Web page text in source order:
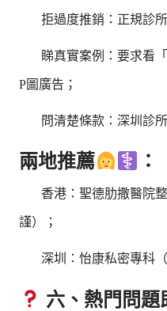
拒過度推銷：正規診
睇真實案例：要求看
P圖廣告；
問清楚條款：深圳診
兩地推薦 ：
香港：聖德肋撒醫院
謹）；
深圳：怡康私密專科
六、熱門問題